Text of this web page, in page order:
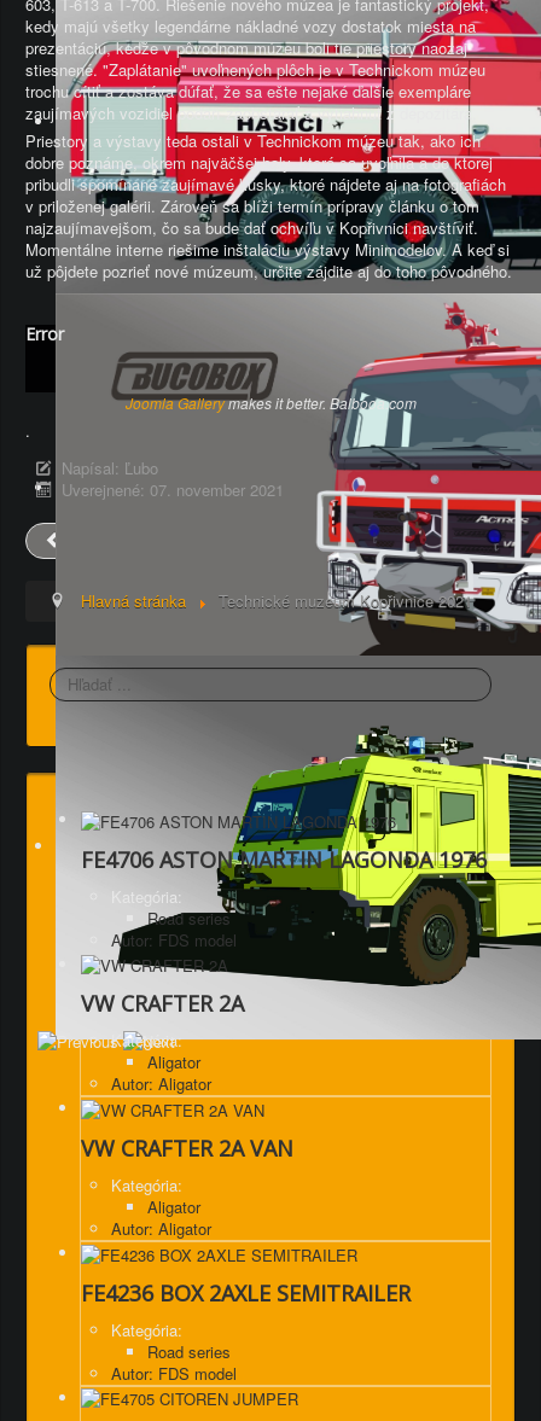
kedy majú všetky legendárne nákladné vozy dostatok miesta na
prezentáciu, keďže v pôvodnom múzeu boli tie priestory naozaj
stiesnené. "Zaplátanie" uvoľnených plôch je v Technickom múzeu
trochu cítiť a zostáva dúfať, že sa ešte nejaké ďalšie exempláre
zaujímavých vozidiel podarí zaobstarať a vytiahnuť z depozitára.
Priestory a výstavy teda ostali v Technickom múzeu tak, ako ich
dobre poznáme, okrem najväčšej haly, ktorá sa uvoľnila a do ktorej
pribudli spomínané zaujímavé kúsky, ktoré nájdete aj na fotografiách
v priloženej galérii. Zároveň sa blíži termín prípravy článku o tom
najzaujímavejšom, čo sa bude dať ochvíľu v Kopřivnici navštíviť.
Momentálne interne riešime inštaláciu výstavy Minimodelov. A keď si
už pôjdete pozrieť nové múzeum, určite zájdite aj do toho pôvodného.
Error
Joomla Gallerymakes it better. Balbooa.com
.
Napísal: Ľubo
Uverejnené: 07. november 2021
Nasl.
Hlavná stránka Technické muzeum Kopřivnice 2021
Hľadať
FE4706 ASTON MARTIN LAGONDA 1976
Kategória:
Road series
Autor: FDS model
VW CRAFTER 2A
Kategória:
Aligator
Autor: Aligator
VW CRAFTER 2A VAN
Kategória:
Aligator
Autor: Aligator
FE4236 BOX 2AXLE SEMITRAILER
Kategória:
Road series
Autor: FDS model